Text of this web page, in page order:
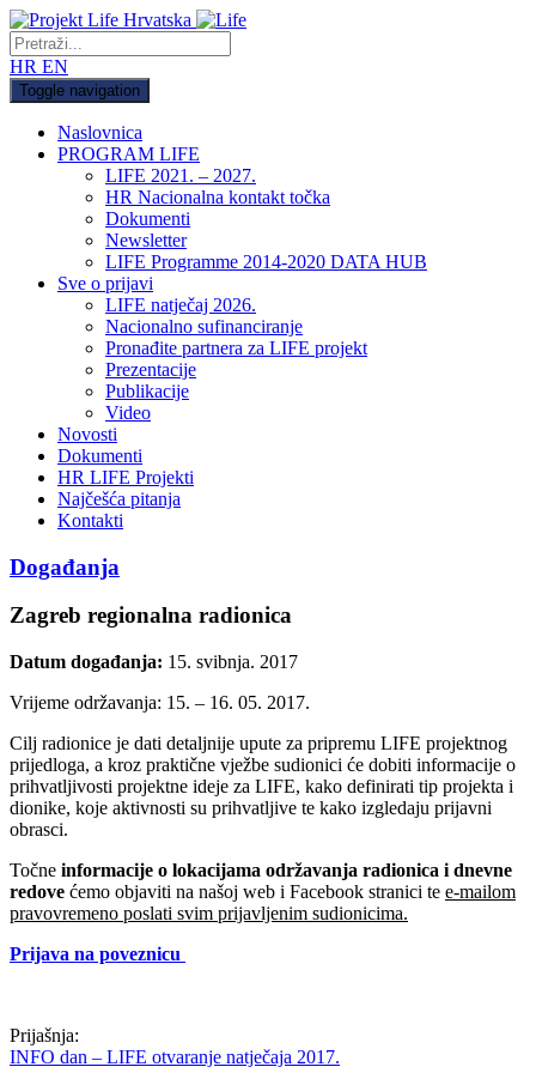
HR EN
Toggle navigation
Naslovnica
PROGRAM LIFE
LIFE 2021. – 2027.
HR Nacionalna kontakt točka
Dokumenti
Newsletter
LIFE Programme 2014-2020 DATA HUB
Sve o prijavi
LIFE natječaj 2026.
Nacionalno sufinanciranje
Pronađite partnera za LIFE projekt
Prezentacije
Publikacije
Video
Novosti
Dokumenti
HR LIFE Projekti
Najčešća pitanja
Kontakti
Događanja
Zagreb regionalna radionica
Datum događanja: 15. svibnja. 2017
Vrijeme održavanja: 15. – 16. 05. 2017.
Cilj radionice je dati detaljnije upute za pripremu LIFE projektnog
prijedloga, a kroz praktične vježbe sudionici će dobiti informacije o
prihvatljivosti projektne ideje za LIFE, kako definirati tip projekta i
dionike, koje aktivnosti su prihvatljive te kako izgledaju prijavni
obrasci.
Točne informacije o lokacijama održavanja radionica i dnevne
redove ćemo objaviti na našoj web i Facebook stranici te e-mailom
pravovremeno poslati svim prijavljenim sudionicima.
Prijava na poveznicu
Prijašnja:
INFO dan – LIFE otvaranje natječaja 2017.